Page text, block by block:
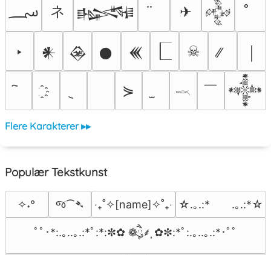
؄ ネ 𒈙 ✈ 𒅒
‣ 𒀭 𒊲 𒊹 𒌍 ☠
⋟ 𓎖 ￣ 𒀱
Flere Karakterer ▸▸
Populær Tekstkunst
✧˖° જ⁀➴ ‎‧₊˚✧[name]✧˚₊‧ ☆.｡.:*　　.｡.:*☆
ﾟﾟ･*:.｡..｡.:*ﾟ:*:✼✿ ❁ཻུ۪۪⸙͎ ✿✼:*ﾟ:.｡..｡.:*･ﾟﾟ